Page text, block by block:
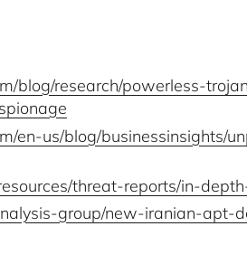
blog/research/powerless-
en-us/blog/businessinsights/
threat-reports/in-
group/new-iranian-apt-